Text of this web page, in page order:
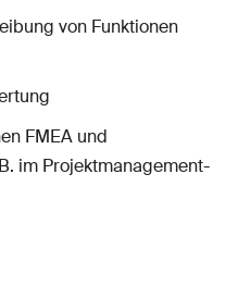
von Funktionen
FMEA und
im Projektmanagement-